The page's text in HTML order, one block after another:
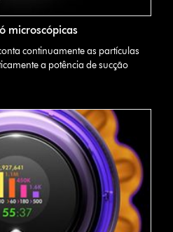
microscópicas
continuamente as partículas
a potência de sucção